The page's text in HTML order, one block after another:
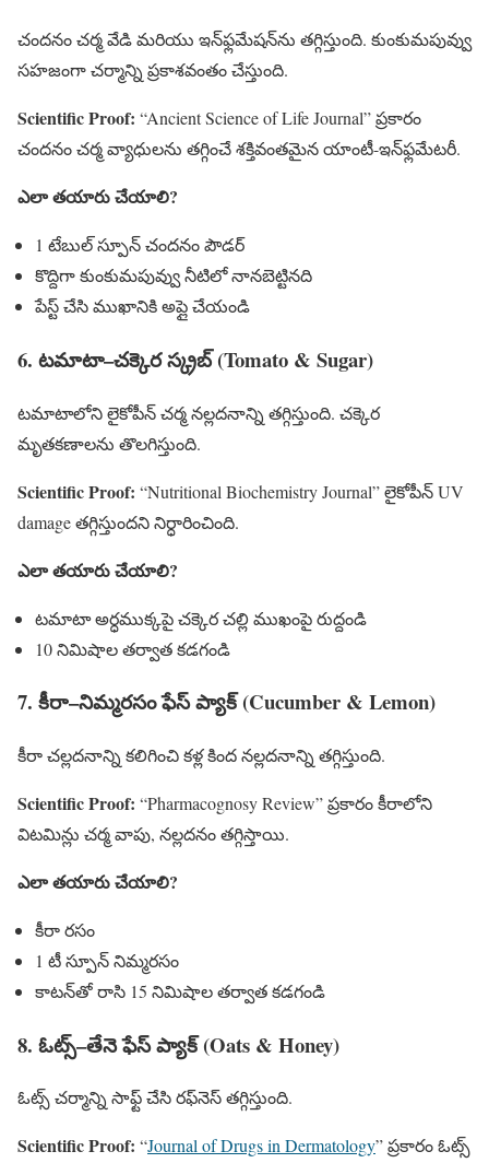
చందనం చర్మ వేడి మరియు ఇన్‌ఫ్లమేషన్‌ను తగ్గిస్తుంది. కుంకుమపువ్వు
సహజంగా చర్మాన్ని ప్రకాశవంతం చేస్తుంది.
Scientific Proof: “Ancient Science of Life Journal” ప్రకారం
చందనం చర్మ వ్యాధులను తగ్గించే శక్తివంతమైన యాంటీ-ఇన్‌ఫ్లమేటరీ.
ఎలా తయారు చేయాలి?
1 టేబుల్ స్పూన్ చందనం పౌడర్
కొద్దిగా కుంకుమపువ్వు నీటిలో నానబెట్టినది
పేస్ట్ చేసి ముఖానికి అప్లై చేయండి
6. టమాటా–చక్కెర స్క్రబ్ (Tomato & Sugar)
టమాటాలోని లైకోపీన్ చర్మ నల్లదనాన్ని తగ్గిస్తుంది. చక్కెర
మృతకణాలను తొలగిస్తుంది.
Scientific Proof: “Nutritional Biochemistry Journal” లైకోపీన్ UV
damage తగ్గిస్తుందని నిర్ధారించింది.
ఎలా తయారు చేయాలి?
టమాటా అర్ధముక్కపై చక్కెర చల్లి ముఖంపై రుద్దండి
10 నిమిషాల తర్వాత కడగండి
7. కీరా–నిమ్మరసం ఫేస్ ప్యాక్ (Cucumber & Lemon)
కీరా చల్లదనాన్ని కలిగించి కళ్ల కింద నల్లదనాన్ని తగ్గిస్తుంది.
Scientific Proof: “Pharmacognosy Review” ప్రకారం కీరాలోని
విటమిన్లు చర్మ వాపు, నల్లదనం తగ్గిస్తాయి.
ఎలా తయారు చేయాలి?
కీరా రసం
1 టీ స్పూన్ నిమ్మరసం
కాటన్‌తో రాసి 15 నిమిషాల తర్వాత కడగండి
8. ఓట్స్–తేనె ఫేస్ ప్యాక్ (Oats & Honey)
ఓట్స్ చర్మాన్ని సాఫ్ట్ చేసి రఫ్‌నెస్ తగ్గిస్తుంది.
Scientific Proof: “Journal of Drugs in Dermatology” ప్రకారం ఓట్స్